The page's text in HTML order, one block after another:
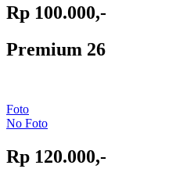
Rp 100.000,-
Premium 26
Foto
No Foto
Rp 120.000,-